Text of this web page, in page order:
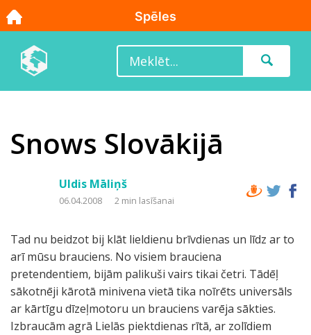
Snows Slovākijā
Uldis Māliņš
06.04.2008 2 min lasīšanai
Tad nu beidzot bij klāt lieldienu brīvdienas un līdz ar to
arī mūsu brauciens. No visiem brauciena
pretendentiem, bijām palikuši vairs tikai četri. Tādēļ
sākotnēji kārotā minivena vietā tika noīrēts universāls
ar kārtīgu dīzeļmotoru un brauciens varēja sākties.
Izbraucām agrā Lielās piektdienas rītā, ar zolīdiem